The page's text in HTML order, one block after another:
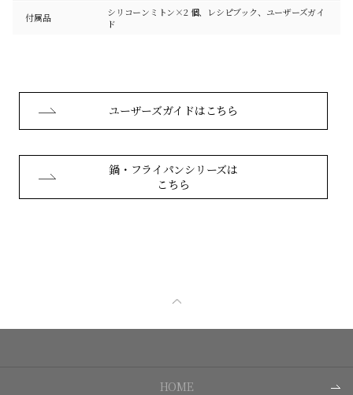
付属品
シリコーンミトン×2 個、レシピブック、ユーザーズガイ
ド
ユーザーズガイドはこちら
鍋・フライパンシリーズは
こちら
HOME